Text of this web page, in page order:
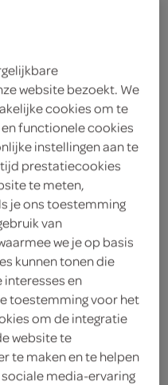
2 laags
website bezoekt. We
cookies om te
functionele cookies
instellingen aan te
prestatiecookies
te meten,
je ons toestemming
van
we je op basis
kunnen tonen die
en
toestemming voor het
om de integratie
website te
te maken en te helpen
media-ervaring